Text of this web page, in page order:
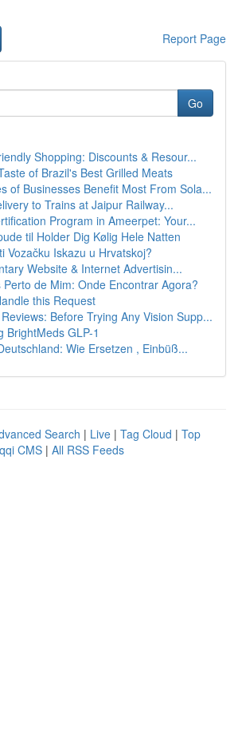
Report Page
Go
Shopping: Discounts & Resour...
of Brazil's Best Grilled Meats
of Businesses Benefit Most From Sola...
to Trains at Jaipur Railway...
Program in Ameerpet: Your...
til Holder Dig Kølig Hele Natten
Vozačku Iskazu u Hrvatskoj?
Website & Internet Advertisin...
Perto de Mim: Onde Encontrar Agora?
this Request
Before Trying Any Vision Supp...
BrightMeds GLP-1
Wie Ersetzen , Einbüß...
Search | Live | Tag Cloud | Top
CMS | All RSS Feeds